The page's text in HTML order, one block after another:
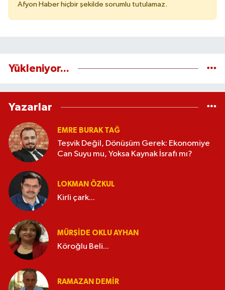
Afyon Haber hiçbir şekilde sorumlu tutulamaz.
Yükleniyor...
Yazarlar
EMRE BURAK TAĞ
Teşvik Değil, Dönüşüm Gerek: Ekonomiye
Can Suyu mu, Yoksa Kaynak İsrafı mı?
LOKMAN ÖZKUL
Kirli çark...
MÜRŞIDE OKLU AYHAN
Köroğlu Beli...
RAMAZAN DEMİR